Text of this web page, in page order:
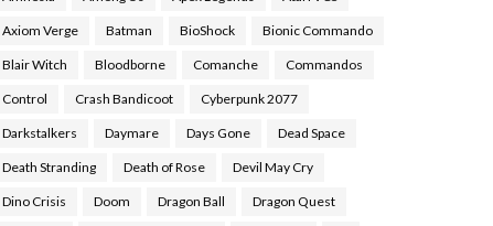
Axiom Verge Batman BioShock Bionic Commando
Blair Witch Bloodborne Comanche Commandos
Control Crash Bandicoot Cyberpunk 2077
Darkstalkers Daymare Days Gone Dead Space
Death Stranding Death of Rose Devil May Cry
Dino Crisis Doom Dragon Ball Dragon Quest